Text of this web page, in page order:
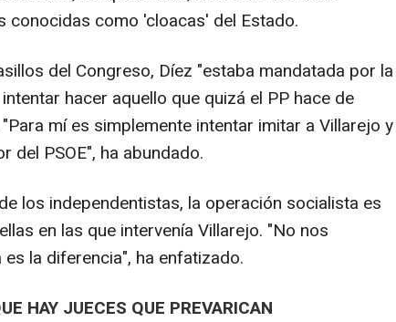
conocidas como 'cloacas' del Estado.
del Congreso, Díez "estaba mandatada por la
hacer aquello que quizá el PP hace de
mí es simplemente intentar imitar a Villarejo y
del PSOE", ha abundado.
los independentistas, la operación socialista es
en las que intervenía Villarejo. "No nos
la diferencia", ha enfatizado.
HAY JUECES QUE PREVARICAN